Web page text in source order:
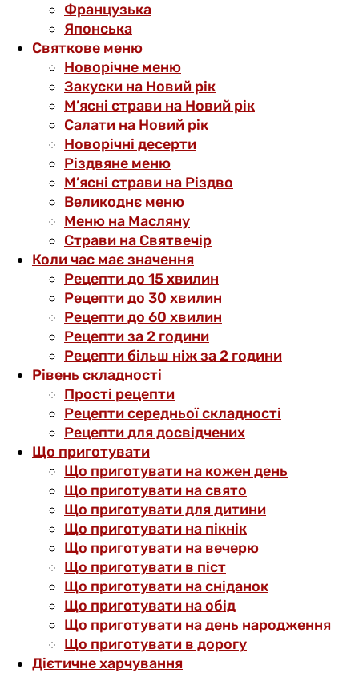
Французька
Японська
Святкове меню
Новорічне меню
Закуски на Новий рік
М’ясні страви на Новий рік
Салати на Новий рік
Новорічні десерти
Різдвяне меню
М’ясні страви на Різдво
Великоднє меню
Меню на Масляну
Страви на Святвечір
Коли час має значення
Рецепти до 15 хвилин
Рецепти до 30 хвилин
Рецепти до 60 хвилин
Рецепти за 2 години
Рецепти більш ніж за 2 години
Рівень складності
Прості рецепти
Рецепти середньої складності
Рецепти для досвідчених
Що приготувати
Що приготувати на кожен день
Що приготувати на свято
Що приготувати для дитини
Що приготувати на пікнік
Що приготувати на вечерю
Що приготувати в піст
Що приготувати на сніданок
Що приготувати на обід
Що приготувати на день народження
Що приготувати в дорогу
Дієтичне харчування